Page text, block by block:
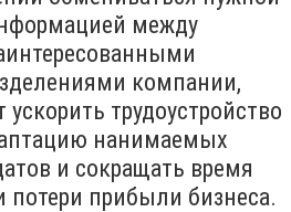
между
компании,
ускорить трудоустройство
нанимаемых
и сокращать время
потери прибыли бизнеса.